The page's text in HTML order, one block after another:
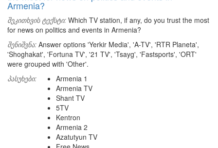
Armenia?
შეკითხვის ტექსტი: Which TV station, if any, do you trust the most
for news on politics and events in Armenia?
შენიშვნა: Answer options 'Yerkir Media', 'A-TV', 'RTR Planeta',
'Shoghakat', 'Fortuna TV', '21 TV', 'Tsayg', 'Fastsports', 'ORT'
were grouped with 'Other'.
პასუხები:
Armenia 1
Armenia TV
Shant TV
5TV
Kentron
Armenia 2
Azatutyun TV